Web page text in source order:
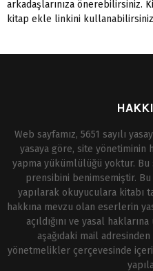
arkadaşlarınıza önerebilirsiniz.
kitap ekle linkini
Web sayfamız, 5651 sayılı
yasaya göre, site yönetiminin
yapma yükümlülüğü yoktur.
prensibini benimsemiştir. Bu
yapılarak okuyuculara kitabı
hakkına mevzu olan eserlerin
açıldığını ve yasal
aşağıdaki mail
yönetmelikler çerçevesinde